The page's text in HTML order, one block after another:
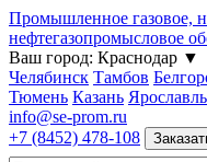
Промышленное газовое,
нефтегазопромысловое
Ваш город: Краснодар ▼
Челябинск Тамбов
Тюмень Казань Ярославль
info@se-prom.ru
+7 (8452) 478-108